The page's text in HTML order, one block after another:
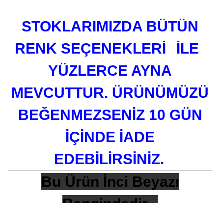
STOKLARIMIZDA BÜTÜN
RENK SEÇENEKLERİ
İLE
YÜZLERCE AYNA
MEVCUTTUR. ÜRÜNÜMÜZÜ
BEĞENMEZSENİZ 10 GÜN
İÇİNDE İADE
EDEBİLİRSİNİZ.
Bu Ürün İnci Beyazı